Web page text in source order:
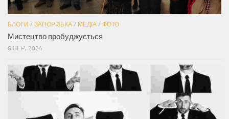
БЛОГИ / ЗАПОРІЗЬКА / МЕДІА / ФОТО
Мистецтво пробуджується
6 БЕР, 2024